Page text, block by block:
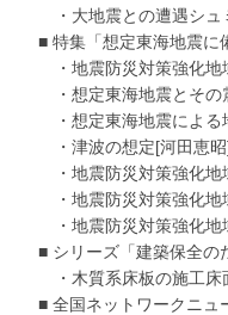
・大地震との遭遇シュ
■ 特集「想定東海地震に
・地震防災対策強化地
・想定東海地震とその
・想定東海地震による
・津波の想定[河田恵昭]
・地震防災対策強化地
・地震防災対策強化地
・地震防災対策強化地
■ シリーズ「建築保全の
・木質系床板の施工床
■ 全国ネットワークニュ